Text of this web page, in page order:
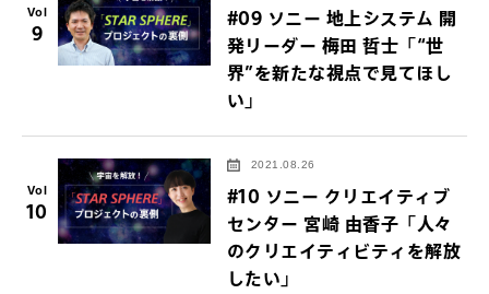
Vol
9
#09 ソニー 地上システム 開
発リーダー 梅田 哲士「“世
界”を新たな視点で見てほし
い」
Vol
10
2021.08.26
#10 ソニー クリエイティブ
センター 宮崎 由香子「人々
のクリエイティビティを解放
したい」